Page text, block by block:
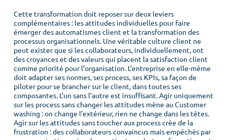
Cette transformation doit reposer sur deux leviers
complémentaires : les attitudes individuelles pour faire
émerger des automatismes client et la transformation des
processus organisationnels. Une véritable culture client ne
peut exister que si les collaborateurs, individuellement, ont
des croyances et des valeurs qui placent la satisfaction client
comme priorité pour l’organisation. L’entreprise en elle-même
doit adapter ses normes, ses process, ses KPIs, sa façon de
piloter pour se brancher sur le client, dans toutes ses
composantes. L’un sans l’autre est insuffisant. Agir uniquement
sur les process sans changer les attitudes mène au Customer
washing : on change l’extérieur, rien ne change dans les têtes.
Agir sur les attitudes sans toucher aux process crée de la
frustration : des collaborateurs convaincus mais empêchés par